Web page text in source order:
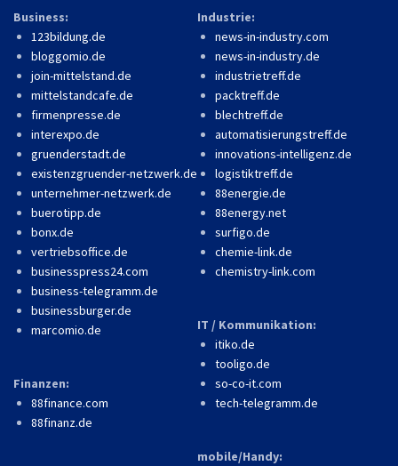
Business:
123bildung.de
bloggomio.de
join-mittelstand.de
mittelstandcafe.de
firmenpresse.de
interexpo.de
gruenderstadt.de
existenzgruender-netzwerk.de
unternehmer-netzwerk.de
buerotipp.de
bonx.de
vertriebsoffice.de
businesspress24.com
business-telegramm.de
businessburger.de
marcomio.de
Finanzen:
88finance.com
88finanz.de
Industrie:
news-in-industry.com
news-in-industry.de
industrietreff.de
packtreff.de
blechtreff.de
automatisierungstreff.de
innovations-intelligenz.de
logistiktreff.de
88energie.de
88energy.net
surfigo.de
chemie-link.de
chemistry-link.com
IT / Kommunikation:
itiko.de
tooligo.de
so-co-it.com
tech-telegramm.de
mobile/Handy: